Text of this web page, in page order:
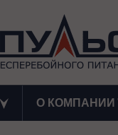
О КОМПАНИИ